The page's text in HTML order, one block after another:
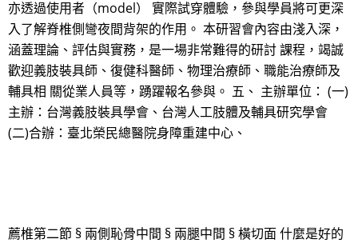
亦透過使用者（model） 實際試穿體驗，參與學員將可更深
入了解脊椎側彎夜間背架的作用。 本研習會內容由淺入深，
涵蓋理論、評估與實務，是一場非常難得的研討 課程，竭誠
歡迎義肢裝具師、復健科醫師、物理治療師、職能治療師及
輔具相 關從業人員等，踴躍報名參與。 五、 主辦單位： (一)
主辦：台灣義肢裝具學會、台灣人工肢體及輔具研究學會
(二)合辦：臺北榮民總醫院身障重建中心、
薦椎第二節 § 兩側恥骨中間 § 兩腿中間 § 橫切面 什麼是好的